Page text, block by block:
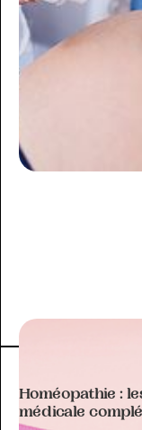
Homéopathie :
médicale